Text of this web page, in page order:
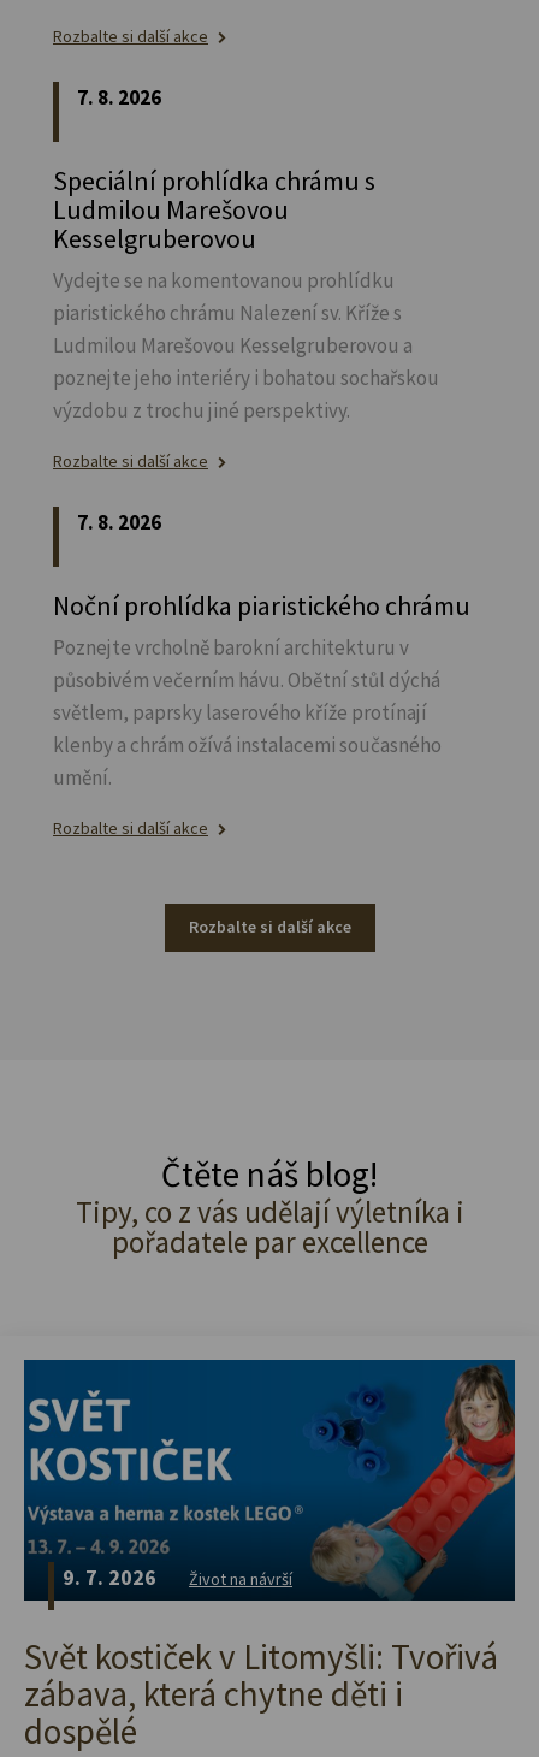
Rozbalte si další akce
7. 8. 2026
Speciální prohlídka chrámu s
Ludmilou Marešovou
Kesselgruberovou
Vydejte se na komentovanou prohlídku
piaristického chrámu Nalezení sv. Kříže s
Ludmilou Marešovou Kesselgruberovou a
poznejte jeho interiéry i bohatou sochařskou
výzdobu z trochu jiné perspektivy.
Rozbalte si další akce
7. 8. 2026
Noční prohlídka piaristického chrámu
Poznejte vrcholně barokní architekturu v
působivém večerním hávu. Obětní stůl dýchá
světlem, paprsky laserového kříže protínají
klenby a chrám ožívá instalacemi současného
umění.
Rozbalte si další akce
Rozbalte si další akce
Čtěte náš blog!
Tipy, co z vás udělají výletníka i
pořadatele par excellence
9. 7. 2026 Život na návrší
Svět kostiček v Litomyšli: Tvořivá
zábava, která chytne děti i
dospělé